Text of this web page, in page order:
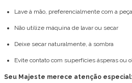
Lave à mão, preferencialmente com a
Não utilize máquina de lavar ou secar
Deixe secar naturalmente, à sombra
Evite contato com superfícies ásperas ou
Seu Majeste merece atenção